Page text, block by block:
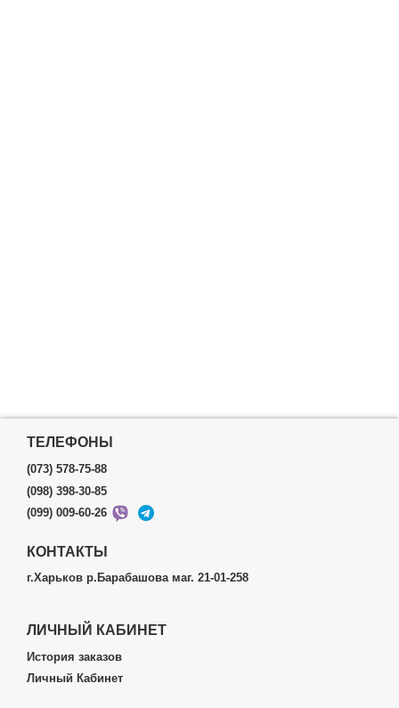
ТЕЛЕФОНЫ
(073) 578-75-88
(098) 398-30-85
(099) 009-60-26
КОНТАКТЫ
г.Харьков р.Барабашова маг. 21-01-258
ЛИЧНЫЙ КАБИНЕТ
История заказов
Личный Кабинет